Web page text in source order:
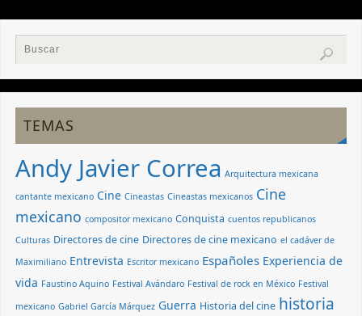
TEMAS
Andy Javier Correa Arquitectura mexicana
cantante mexicano Cine Cineastas Cineastas mexicanos Cine
mexicano compositor mexicano Conquista cuentos republicanos
Culturas Directores de cine Directores de cine mexicano el cadáver de
Maximiliano Entrevista Escritor mexicano Españoles Experiencia de
vida Faustino Aquino Festival Avándaro Festival de rock en México Festival
mexicano Gabriel García Márquez Guerra Historia del cine historia